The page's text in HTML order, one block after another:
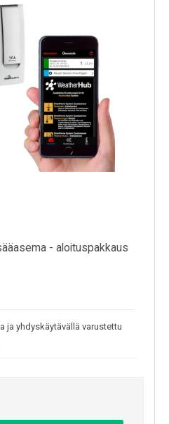
- aloituspakkaus
ja yhdyskäytävällä varustettu